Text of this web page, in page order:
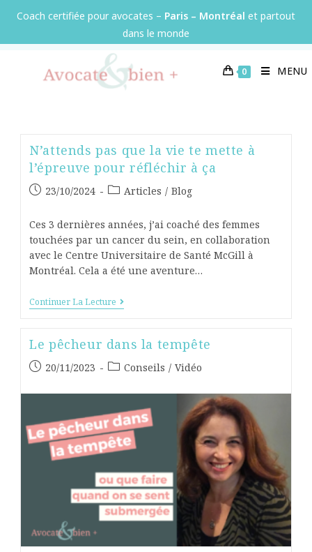
Coach certifiée pour avocates – Paris – Montréal et partout
dans le monde
0 MENU
N’attends pas que la vie te mette à
l’épreuve pour réfléchir à ça
23/10/2024 Articles / Blog
Ces 3 dernières années, j’ai coaché des femmes
touchées par un cancer du sein, en collaboration
avec le Centre Universitaire de Santé McGill à
Montréal. Cela a été une aventure…
Continuer La Lecture
Le pêcheur dans la tempête
20/11/2023 Conseils / Vidéo